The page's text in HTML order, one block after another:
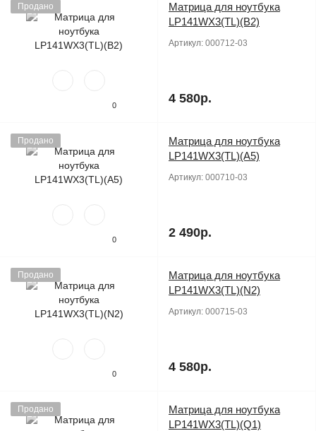
Продано
0
Матрица для ноутбука
LP141WX3(TL)(B2)
Артикул: 000712-03
4 580р.
Продано
0
Матрица для ноутбука
LP141WX3(TL)(A5)
Артикул: 000710-03
2 490р.
Продано
0
Матрица для ноутбука
LP141WX3(TL)(N2)
Артикул: 000715-03
4 580р.
Продано
Матрица для ноутбука
LP141WX3(TL)(Q1)